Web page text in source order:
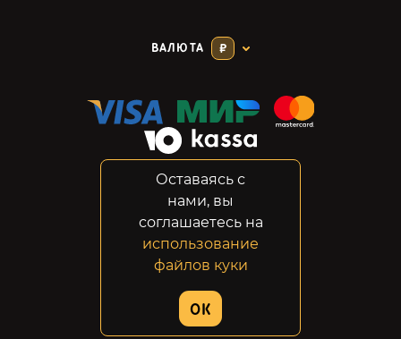
ВАЛЮТА ₽
Конфиденциальность
Возвраты
Правовая информация
© 2014-2026 GabeStore
ADN Digital Studio
Оставаясь с
нами, вы
соглашаетесь на
использование
файлов куки
OK